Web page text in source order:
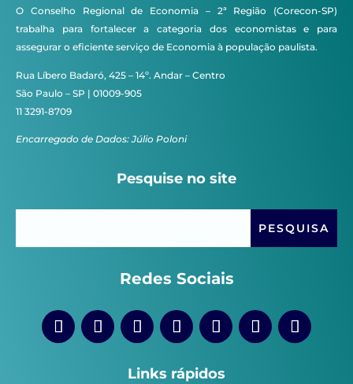
O Conselho Regional de Economia – 2ª Região (Corecon-SP)
trabalha para fortalecer a categoria dos economistas e para
assegurar o eficiente serviço de Economia à população paulista.
Rua Líbero Badaró, 425 – 14º. Andar – Centro
São Paulo – SP | 01009-905
11 3291-8709
Encarregado de Dados: Júlio Poloni
Pesquise no site
Redes Sociais
Links rápidos